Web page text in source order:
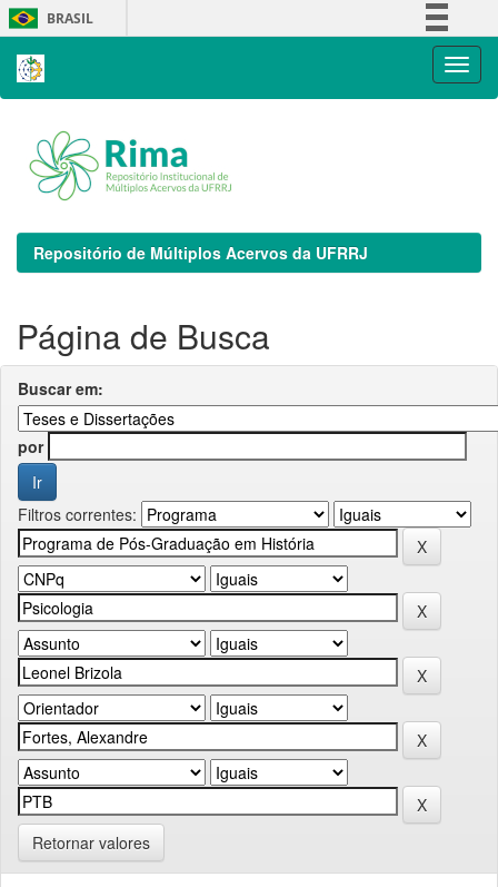
Skip
navigation
BRASIL
Repositório de Múltiplos Acervos da UFRRJ
Página de Busca
Buscar em:
por
Filtros correntes:
Retornar valores